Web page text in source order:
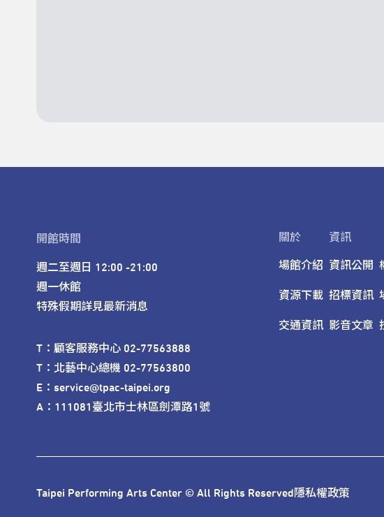
開館時間
週二至週日 12:00 -21:00
週一休館
特殊假期詳見最新消息
T：顧客服務中心 02-77563888
T：北藝中心總機 02-77563800
E：service@tpac-taipei.org
A：111081臺北市士林區劍潭路1號
關於
場館介紹
資源下載
交通資訊
資訊
資訊公開
招標資訊
影音文章
Taipei Performing Arts Center © All Rights Reserved隱私權政策